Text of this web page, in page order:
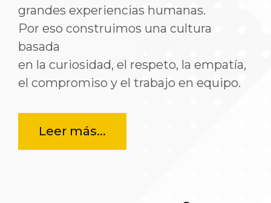
grandes experiencias humanas.
Por eso construimos una cultura
basada
en la curiosidad, el respeto, la empatía,
el compromiso y el trabajo en equipo.
Leer más...